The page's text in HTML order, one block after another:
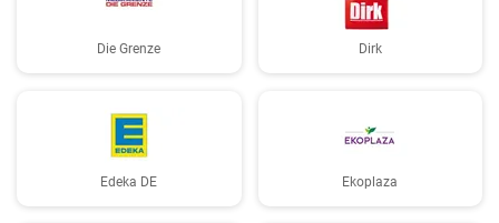
Die Grenze Dirk
Edeka DE Ekoplaza